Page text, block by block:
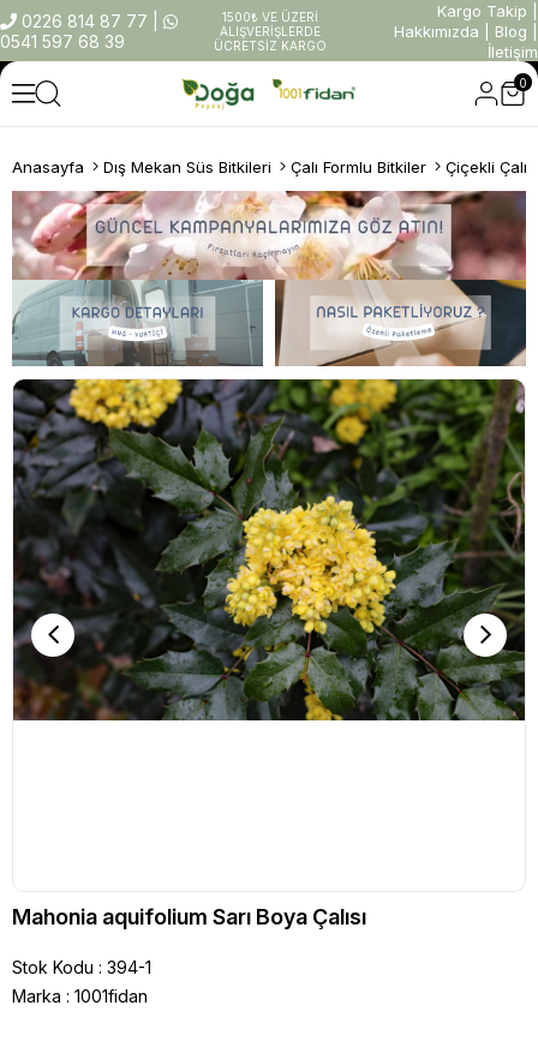
0226 814 87 77
0541 597 68 39
1500₺ VE ÜZERİ
ALIŞVERİŞLERDE
ÜCRETSİZ KARGO
Kargo Takip
Hakkımızda
Blog
İletişim
0
Anasayfa Dış Mekan Süs Bitkileri Çalı Formlu Bitkiler Çiçekli
Mahonia aquifolium Sarı Boya Çalısı
Stok Kodu
394-1
Marka : 1001fidan